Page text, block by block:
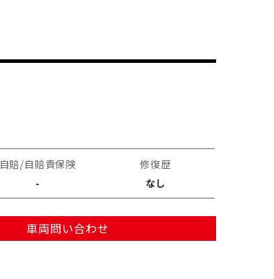
自賠/自賠責保険
-
修復歴
なし
車両問い合わせ